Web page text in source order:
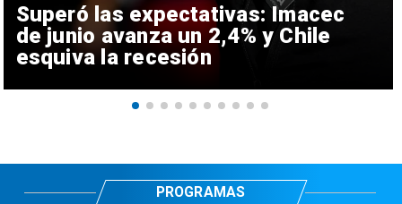
Superó las expectativas: Imacec
de junio avanza un 2,4% y Chile
esquiva la recesión
PROGRAMAS